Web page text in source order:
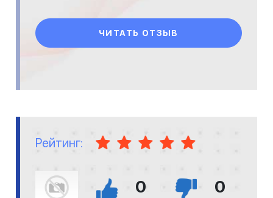
ЧИТАТЬ ОТЗЫВ
Рейтинг:
0 0